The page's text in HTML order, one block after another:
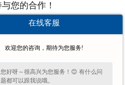
您的合作！
在线客服
欢迎您的咨询，期待为您服务!
您好呀～很高兴为您服务！😊 有什么问
题都可以跟我说哦。